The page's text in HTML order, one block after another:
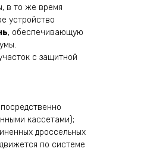
в то же время
устройство
, обеспечивающую
с защитной
кассетами);
дроссельных
по системе